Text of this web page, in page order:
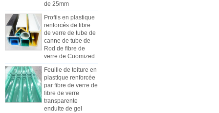
Profils en plastique
renforcés de fibre
de verre de tube de
canne de tube de
Rod de fibre de
verre de Cuomized
Feuille de toiture en
plastique renforcée
par fibre de verre de
fibre de verre
transparente
enduite de gel
Comment choisir les panneaux de
carrosserie de camion réfrigéré
En raison du coût, de l'installation et